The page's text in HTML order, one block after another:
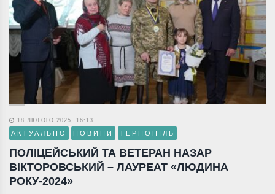
18 ЛЮТОГО 2025, 16:13
АКТУАЛЬНО НОВИНИ ТЕРНОПІЛЬ
ПОЛІЦЕЙСЬКИЙ ТА ВЕТЕРАН НАЗАР
ВІКТОРОВСЬКИЙ – ЛАУРЕАТ «ЛЮДИНА
РОКУ-2024»